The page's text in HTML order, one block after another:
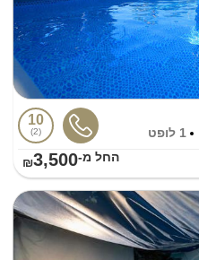
1 לופט
10
2
החל מ-₪3,500